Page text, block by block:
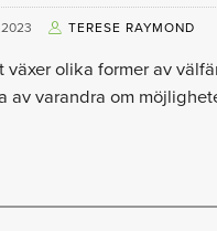
TERESE RAYMOND
växer olika former av
av varandra om